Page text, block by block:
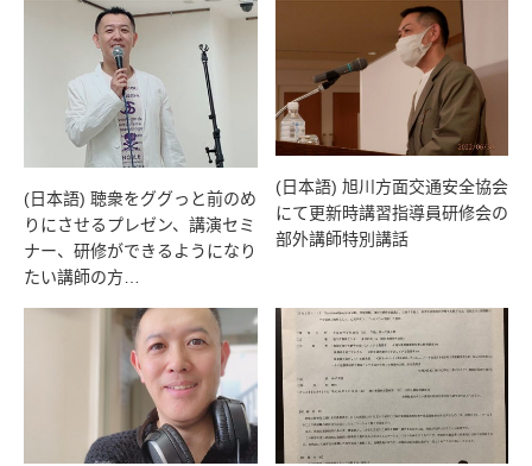
(日本語) 聴衆をググっと前のめ
りにさせるプレゼン、講演セミ
ナー、研修ができるようになり
たい講師の方…
(日本語) 旭川方面交通安全協会
にて更新時講習指導員研修会の
部外講師特別講話